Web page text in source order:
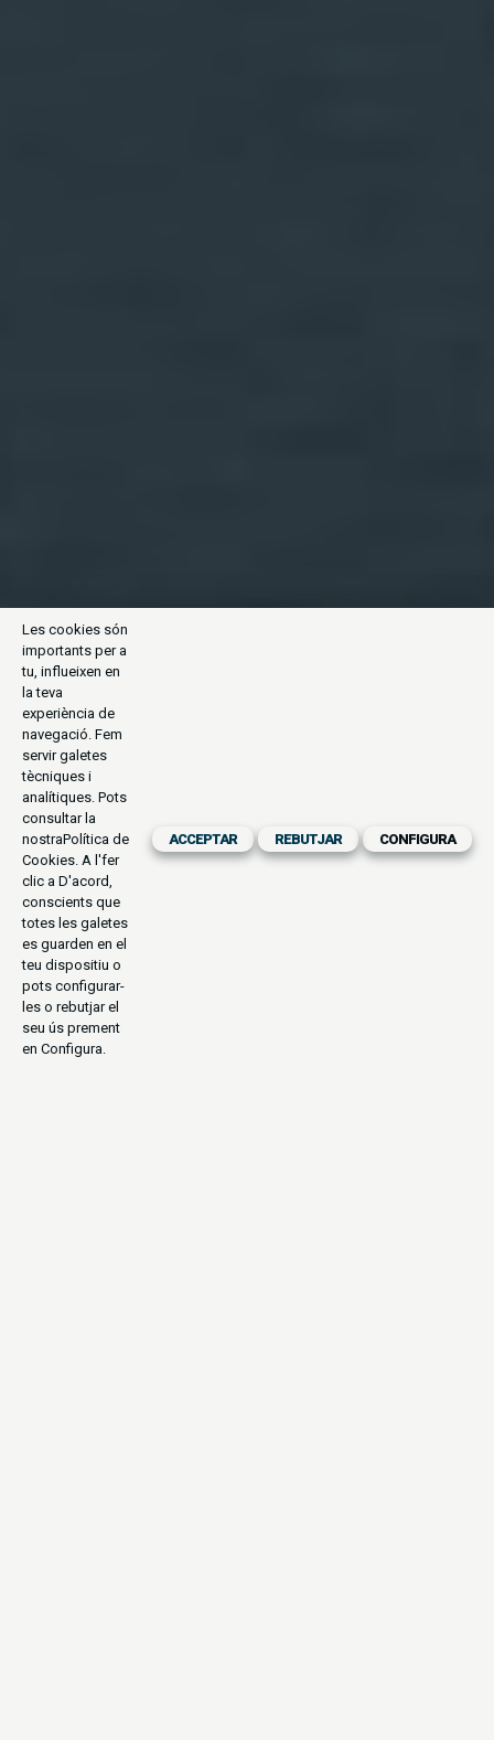
Les cookies són
importants per a
tu, influeixen en
la teva
experiència de
navegació. Fem
servir galetes
tècniques i
analítiques. Pots
consultar la
nostraPolítica de
Cookies. A l'fer
clic a D'acord,
conscients que
totes les galetes
es guarden en el
teu dispositiu o
pots configurar-
les o rebutjar el
seu ús prement
en Configura.
ACCEPTAR REBUTJAR CONFIGURA